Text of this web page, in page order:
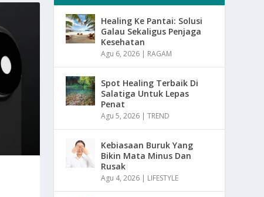
Healing Ke Pantai: Solusi
Galau Sekaligus Penjaga
Kesehatan
Agu 6, 2026 | RAGAM
Spot Healing Terbaik Di
Salatiga Untuk Lepas
Penat
Agu 5, 2026 |TREND
Kebiasaan Buruk Yang
Bikin Mata Minus Dan
Rusak
Agu 4, 2026 | LIFESTYLE